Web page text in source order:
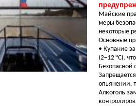
Майские
меры
некоторые
Основные
• Купание
(2–12 °C),
Безопасной
опьянении,
Алкоголь